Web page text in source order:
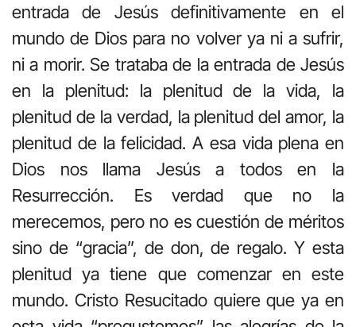
entrada de Jesús definitivamente en el
mundo de Dios para no volver ya ni a sufrir,
ni a morir. Se trataba de la entrada de Jesús
en la plenitud: la plenitud de la vida, la
plenitud de la verdad, la plenitud del amor, la
plenitud de la felicidad. A esa vida plena en
Dios nos llama Jesús a todos en la
Resurrección. Es verdad que no la
merecemos, pero no es cuestión de méritos
sino de “gracia”, de don, de regalo. Y esta
plenitud ya tiene que comenzar en este
mundo. Cristo Resucitado quiere que ya en